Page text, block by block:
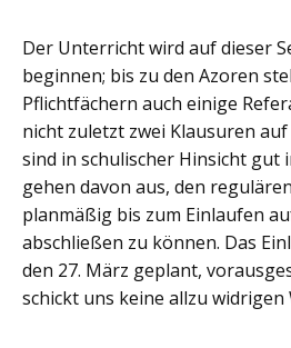
Der Unterricht wird auf dieser
beginnen; bis zu den Azoren
Pflichtfächern auch einige
nicht zuletzt zwei Klausuren
sind in schulischer Hinsicht gut
gehen davon aus, den
planmäßig bis zum Einlaufen
abschließen zu können. Das
den 27. März geplant,
schickt uns keine allzu widrigen